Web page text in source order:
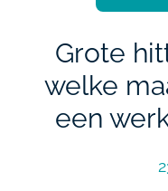
Grote
welke
een